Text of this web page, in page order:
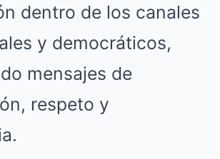
dentro de los canales
y democráticos,
mensajes de
respeto y